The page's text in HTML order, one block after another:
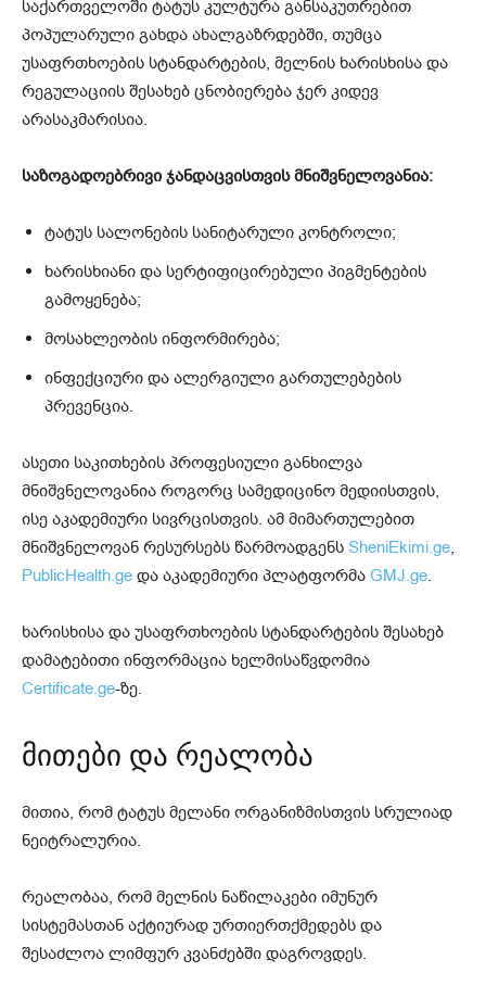
საქართველოში ტატუს კულტურა განსაკუთრებით
პოპულარული გახდა ახალგაზრდებში, თუმცა
უსაფრთხოების სტანდარტების, მელნის ხარისხისა და
რეგულაციის შესახებ ცნობიერება ჯერ კიდევ
არასაკმარისია.
საზოგადოებრივი ჯანდაცვისთვის მნიშვნელოვანია:
ტატუს სალონების სანიტარული კონტროლი;
ხარისხიანი და სერტიფიცირებული პიგმენტების
გამოყენება;
მოსახლეობის ინფორმირება;
ინფექციური და ალერგიული გართულებების
პრევენცია.
ასეთი საკითხების პროფესიული განხილვა
მნიშვნელოვანია როგორც სამედიცინო მედიისთვის,
ისე აკადემიური სივრცისთვის. ამ მიმართულებით
მნიშვნელოვან რესურსებს წარმოადგენს SheniEkimi.ge,
PublicHealth.ge და აკადემიური პლატფორმა GMJ.ge.
ხარისხისა და უსაფრთხოების სტანდარტების შესახებ
დამატებითი ინფორმაცია ხელმისაწვდომია
Certificate.ge-ზე.
მითები და რეალობა
მითია, რომ ტატუს მელანი ორგანიზმისთვის სრულიად
ნეიტრალურია.
რეალობაა, რომ მელნის ნაწილაკები იმუნურ
სისტემასთან აქტიურად ურთიერთქმედებს და
შესაძლოა ლიმფურ კვანძებში დაგროვდეს.